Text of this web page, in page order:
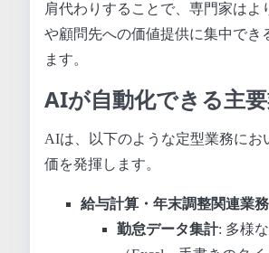
肩代わりすることで、専門家はよ
や顧問先への価値提供に集中でき
ます。
AIが自動化できる主
AIは、以下のような定型業務にお
価を発揮します。
給与計算・年末調整関連業務
勤怠データ集計: 多様